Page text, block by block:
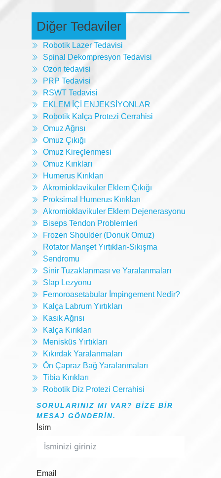
Diğer Tedaviler
Robotik Lazer Tedavisi
Spinal Dekompresyon Tedavisi
Ozon tedavisi
PRP Tedavisi
RSWT Tedavisi
EKLEM İÇİ ENJEKSİYONLAR
Robotik Kalça Protezi Cerrahisi
Omuz Ağrısı
Omuz Çıkığı
Omuz Kireçlenmesi
Omuz Kırıkları
Humerus Kırıkları
Akromioklavikuler Eklem Çıkığı
Proksimal Humerus Kırıkları
Akromioklavikuler Eklem Dejenerasyonu
Biseps Tendon Problemleri
Frozen Shoulder (Donuk Omuz)
Rotator Manşet Yırtıkları-Sıkışma
Sendromu
Sinir Tuzaklanması ve Yaralanmaları
Slap Lezyonu
Femoroasetabular İmpingement Nedir?
Kalça Labrum Yırtıkları
Kasık Ağrısı
Kalça Kırıkları
Menisküs Yırtıkları
Kıkırdak Yaralanmaları
Ön Çapraz Bağ Yaralanmaları
Tibia Kırıkları
Robotik Diz Protezi Cerrahisi
SORULARINIZ MI VAR? BIZE BIR
MESAJ GÖNDERIN.
İsim
Email